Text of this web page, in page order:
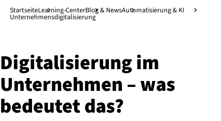
Direkt zum Hauptinhalt↓
StartseiteLearning-CenterBlog & NewsAutomatisierung & KI
Unternehmensdigitalisierung
Di­gi­ta­li­sie­rung im
Unternehmen – was
bedeutet das?